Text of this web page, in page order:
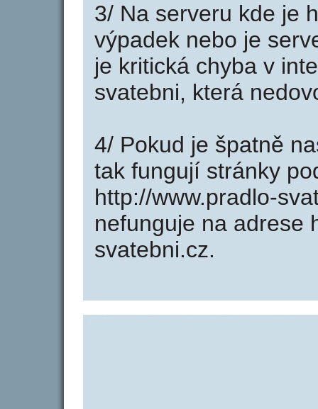
3/ Na serveru kde je
výpadek nebo je
je kritická chyba v
svatebni, která
4/ Pokud je špatně
tak fungují stránky
http://www.pradlo-
nefunguje na adrese
svatebni.cz.